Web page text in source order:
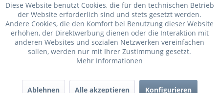
Diese Website benutzt Cookies, die für den technischen Betrieb
der Website erforderlich sind und stets gesetzt werden.
Andere Cookies, die den Komfort bei Benutzung dieser Website
erhöhen, der Direktwerbung dienen oder die Interaktion mit
anderen Websites und sozialen Netzwerken vereinfachen
sollen, werden nur mit Ihrer Zustimmung gesetzt.
Mehr Informationen
Ablehnen Alle akzeptieren Konfigurieren